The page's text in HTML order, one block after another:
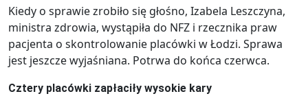
Kiedy o sprawie zrobiło się głośno, Izabela Leszczyna,
ministra zdrowia, wystąpiła do NFZ i rzecznika praw
pacjenta o skontrolowanie placówki w Łodzi. Sprawa
jest jeszcze wyjaśniana. Potrwa do końca czerwca.
Cztery placówki zapłaciły wysokie kary